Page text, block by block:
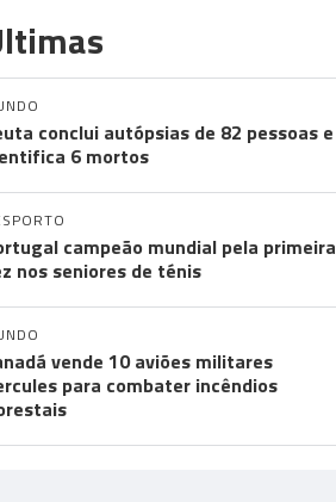
conclui autópsias de 82 pessoas e
6 mortos
campeão mundial pela primeira
nos seniores de ténis
vende 10 aviões militares
para combater incêndios